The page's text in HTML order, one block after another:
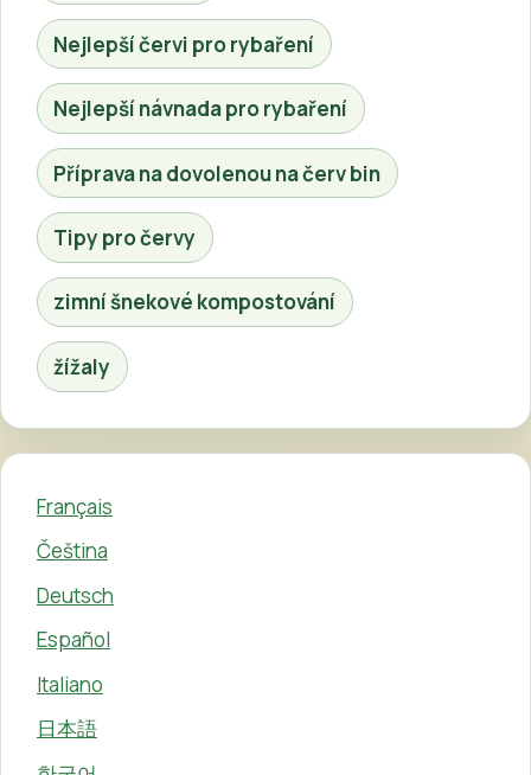
Nejlepší červi pro rybaření
Nejlepší návnada pro rybaření
Příprava na dovolenou na červ bin
Tipy pro červy
zimní šnekové kompostování
žížaly
Français
Čeština
Deutsch
Español
Italiano
日本語